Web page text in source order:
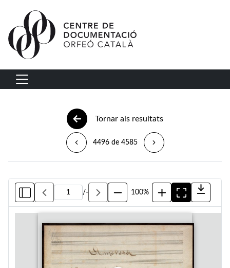
Vés al contingut
Navegació principal
Tornar als resultats
4496 de 4585
/- 100%